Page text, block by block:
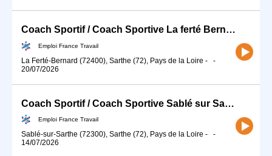
Coach Sportif / Coach Sportive La ferté Bernard (H/F)
Emploi France Travail
La Ferté-Bernard (72400), Sarthe (72), Pays de la Loire -
-
20/07/2026
Coach Sportif / Coach Sportive Sablé sur Sarthe (H/F)
Emploi France Travail
Sablé-sur-Sarthe (72300), Sarthe (72), Pays de la Loire -
-
14/07/2026